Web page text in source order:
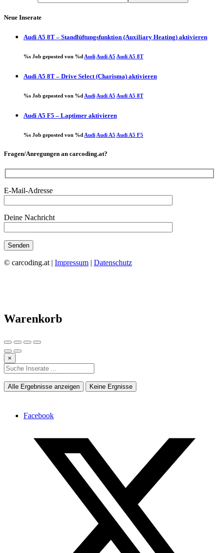
Neue Inserate
Audi A5 8T – Standlüftungsfunktion (Auxiliary Heating) aktivieren
%s Job geposted von %d Audi Audi A5 Audi A5 8T
Audi A5 8T – Drive Select (Charisma) aktivieren
%s Job geposted von %d Audi Audi A5 Audi A5 8T
Audi A5 F5 – Laptimer aktivieren
%s Job geposted von %d Audi Audi A5 Audi A5 F5
Fragen/Anregungen an carcoding.at?
E-Mail-Adresse
Deine Nachricht
© carcoding.at | Impressum | Datenschutz
Warenkorb
×
Alle Ergebnisse anzeigen Keine Ergnisse
Facebook